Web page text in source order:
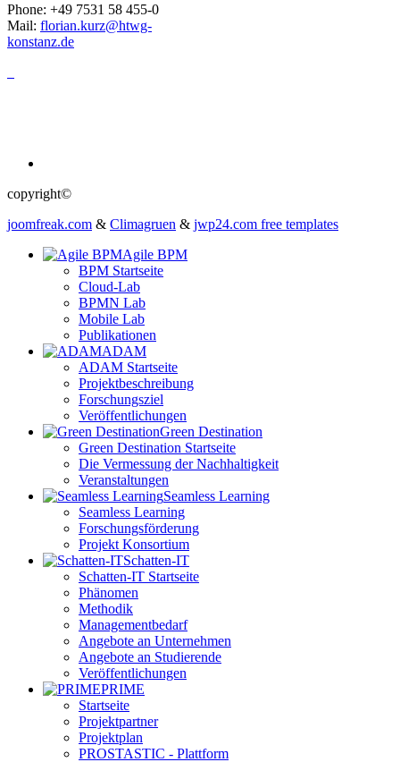
Phone: +49 7531 58 455-0
Mail: florian.kurz@htwg-
konstanz.de
copyright©
joomfreak.com & Climagruen & jwp24.com free templates
Agile BPM
BPM Startseite
Cloud-Lab
BPMN Lab
Mobile Lab
Publikationen
ADAM
ADAM Startseite
Projektbeschreibung
Forschungsziel
Veröffentlichungen
Green Destination
Green Destination Startseite
Die Vermessung der Nachhaltigkeit
Veranstaltungen
Seamless Learning
Seamless Learning
Forschungsförderung
Projekt Konsortium
Schatten-IT
Schatten-IT Startseite
Phänomen
Methodik
Managementbedarf
Angebote an Unternehmen
Angebote an Studierende
Veröffentlichungen
PRIME
Startseite
Projektpartner
Projektplan
PROSTASTIC - Plattform